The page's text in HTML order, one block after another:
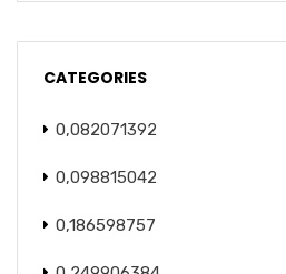
CATEGORIES
0,082071392
0,098815042
0,186598757